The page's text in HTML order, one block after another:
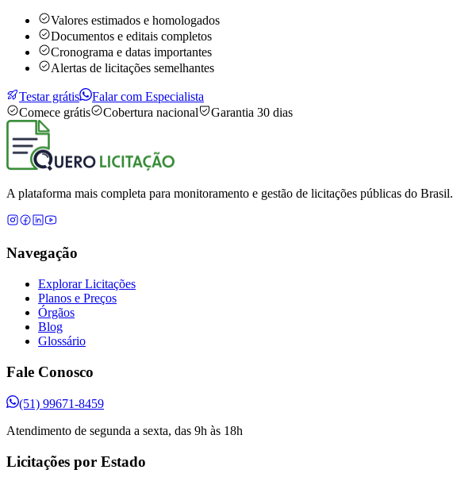
Valores estimados e homologados
Documentos e editais completos
Cronograma e datas importantes
Alertas de licitações semelhantes
Testar grátis
Falar com Especialista
Comece grátis
Cobertura nacional Garantia 30 dias
A plataforma mais completa para monitoramento e gestão de licitações públicas do Brasil.
Navegação
Explorar Licitações
Planos e Preços
Órgãos
Blog
Glossário
Fale Conosco
(51) 99671-8459
Atendimento de segunda a sexta, das 9h às 18h
Licitações por Estado